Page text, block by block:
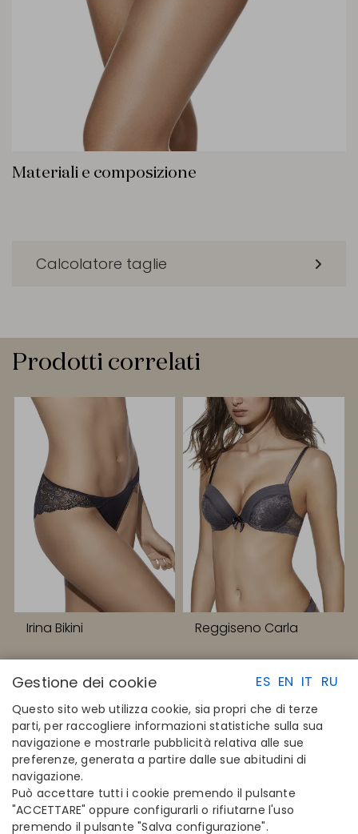
Materiali e composizione
Calcolatore taglie
Prodotti correlati
Irina Bikini Reggiseno Carla
ES EN IT RU
Gestione dei cookie
Questo sito web utilizza cookie, sia propri che di terze
parti, per raccogliere informazioni statistiche sulla sua
navigazione e mostrarle pubblicità relativa alle sue
preferenze, generata a partire dalle sue abitudini di
navigazione.
Può accettare tutti i cookie premendo il pulsante
"ACCETTARE" oppure configurarli o rifiutarne l'uso
premendo il pulsante "Salva configurazione".
LINK RAPIDI
Calcola la tua taglia
Trova il tuo negozio
Unisciti alla directory
CONTATTI
Disintex 2021 SL
disintex@disintex.es